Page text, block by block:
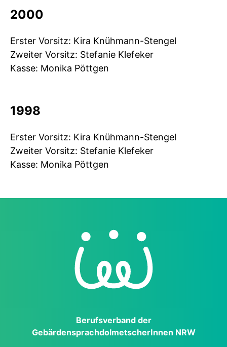
2000
Erster Vorsitz: Kira Knühmann-Stengel
Zweiter Vorsitz: Stefanie Klefeker
Kasse: Monika Pöttgen
1998
Erster Vorsitz: Kira Knühmann-Stengel
Zweiter Vorsitz: Stefanie Klefeker
Kasse: Monika Pöttgen
Berufs­verband der
Gebärden­sprach­dol­metscher­Innen NRW